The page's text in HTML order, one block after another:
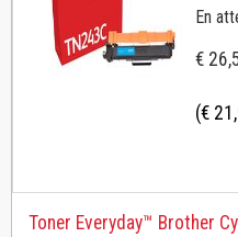
En
€
(€
Toner Everyday™ Brother